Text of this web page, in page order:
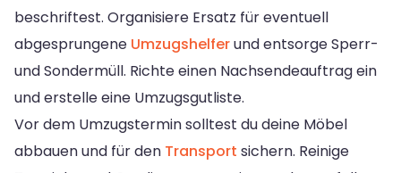
beschriftest. Organisiere Ersatz für eventuell
abgesprungene Umzugshelferund entsorge Sperr-
und Sondermüll. Richte einen Nachsendeauftrag ein
und erstelle eine Umzugsgutliste.
Vor dem Umzugstermin solltest du deine Möbel
abbauen und für den Transport sichern. Reinige